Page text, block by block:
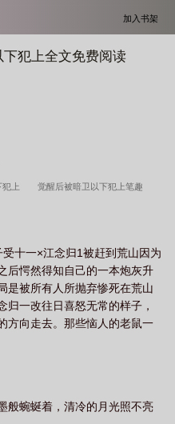
加入书架
犯上全文免费阅读
犯上 觉醒后被暗卫以下犯上笔趣
(训诫文) 我利用暗卫身份 以下犯
暗卫以下犯上怎么惩罚 暗卫他总是以
卫 暗卫他总是以下犯上讲了什
下犯上的 暗卫以下犯上笔趣阁免费阅
十一×江念归1被赶到荒山因为
后愕然得知自己的一本炮灰升
是被所有人所抛弃惨死在荒山
归一改往日喜怒无常的样子，
方向走去。那些恼人的老鼠一
男子毫不留情地把他们斩杀
在身边不为外人所知的暗卫到
。觉醒之后的江念归满脸病
般蜿蜒着，清冷的月光照不亮